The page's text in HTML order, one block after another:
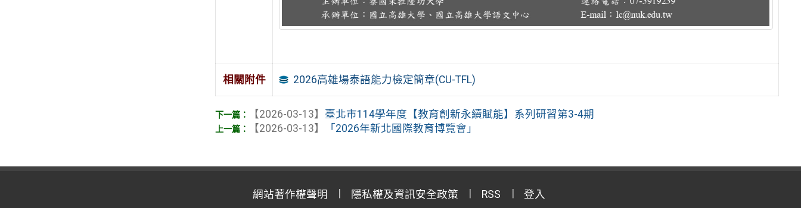
相關附件 2026高雄場泰語能力檢定簡章(CU-TFL)
【2026-03-13】 臺北市114學年度【教育創新永續賦能】系列研習第3-4期
【2026-03-13】
「2026年新北國際教育博覽會」
網站著作權聲明 隱私權及資訊安全政策 RSS 登入